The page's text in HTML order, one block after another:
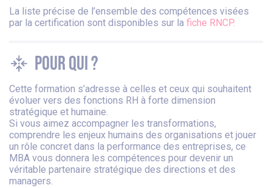
La liste précise de l’ensemble des compétences visées
par la certification sont disponibles sur la fiche RNCP.
Pour qui ?
Cette formation s’adresse à celles et ceux qui souhaitent
évoluer vers des fonctions RH à forte dimension
stratégique et humaine.
Si vous aimez accompagner les transformations,
comprendre les enjeux humains des organisations et jouer
un rôle concret dans la performance des entreprises, ce
MBA vous donnera les compétences pour devenir un
véritable partenaire stratégique des directions et des
managers.